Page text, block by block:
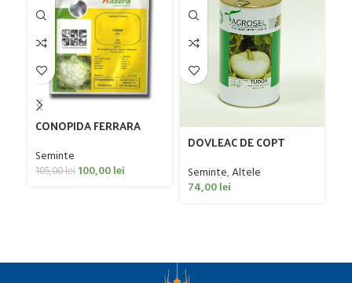
CONOPIDA FERRARA
Seminte
105,00lei 100,00lei
DOVLEAC DE COPT
Seminte,Altele
74,00lei